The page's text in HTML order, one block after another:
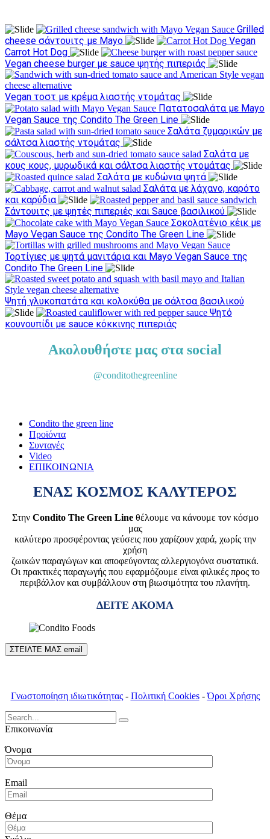
Grilled
cheese σάντουιτς με Mayo
Vegan
Carrot Hot Dog
Vegan cheese burger με sauce ψητής πιπεριάς
Vegan τοστ με κρέμα λιαστής ντομάτας
Πατατοσαλάτα με Mayo
Vegan Sauce της Condito The Green Line
Σαλάτα ζυμαρικών με
σάλτσα λιαστής ντομάτας
Σαλάτα με
κους κους, μυρωδικά και σάλτσα λιαστής ντομάτας
Σαλάτα με κυδώνια ψητά
Σαλάτα με λάχανο, καρότο
και καρύδια
Σάντουιτς με ψητές πιπεριές και Sauce βασιλικού
Σοκολατένιο κέικ με
Mayo Vegan Sauce της Condito The Green Line
Τορτίγιες με ψητά μανιτάρια και Mayo Vegan Sauce της
Condito The Green Line
Ψητή γλυκοπατάτα και κολοκύθα με σάλτσα βασιλικού
Ψητό
κουνουπίδι με sauce κόκκινης πιπεριάς
Ακολουθήστε μας στα social
@conditothegreenline
Condito the green line
Προϊόντα
Συνταγές
Video
ΕΠΙΚΟΙΝΩΝΙΑ
ΕΝΑΣ ΚΟΣΜΟΣ ΚΑΛΥΤΕΡΟΣ
Στην Condito The Green Lineθέλουμε να κάνουμε τον κόσμο
μας
καλύτερο προσφέροντας γεύσεις που χαρίζουν χαρά, χωρίς την
χρήση
ζωικών παραγώγων και αποφεύγοντας αλλεργιογόνα συστατικά.
Οι πρακτικές παραγωγής που εφαρμόζουμε είναι φιλικές προς το
περιβάλλον και συμβάλλουν στη βιωσιμότητα του πλανήτη.
ΔΕΙΤΕ ΑΚΟΜΑ
ΣΤΕΙΛΤΕ ΜΑΣ email
Γνωστοποίηση ιδιωτικότητας- Πολιτική Cookies-Όροι Χρήσης
Search
for:
Επικοινωνία
Όνομα
Email
Θέμα